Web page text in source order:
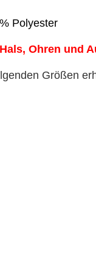
Polyester
Ohren und
Größen